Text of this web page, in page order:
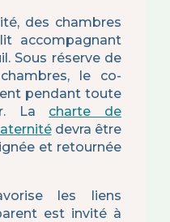
des chambres
accompagnant
Sous réserve de
le co-
pendant toute
La charte de
devra être
et retournée
les liens
est invité à